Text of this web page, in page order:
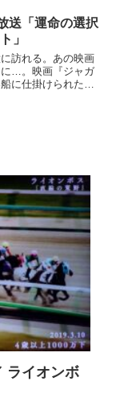
われる屈辱。だ
するその人柄が、
た。屈辱はやが
ていく…
送「運命の選択
」
訪れる。あの映画
…。映画『ジャガ
に仕掛けられたト
ライオンボ